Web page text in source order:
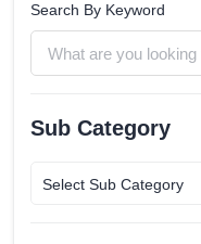
Search By Keyword
Sub Category
Select Sub Category